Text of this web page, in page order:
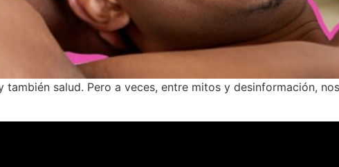
también salud. Pero a veces, entre mitos y desinformación,